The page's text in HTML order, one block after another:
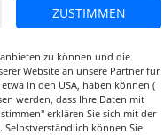
ZUSTIMMEN
zu können und die
Website an unsere Partner für
in den USA, haben können (
werden, dass Ihre Daten mit
erklären Sie sich mit der
können Sie